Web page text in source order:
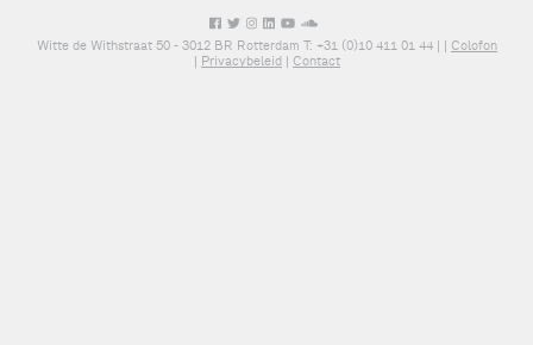
Witte de Withstraat 50 - 3012 BR Rotterdam T: +31 (0)10 411 01 44 | | Colofon
| Privacybeleid| Contact